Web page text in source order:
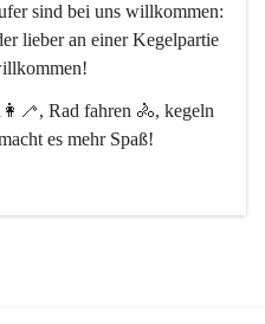
sind bei uns willkommen:
lieber an einer Kegelpartie
Rad fahren 🚴, kegeln
es mehr Spaß!